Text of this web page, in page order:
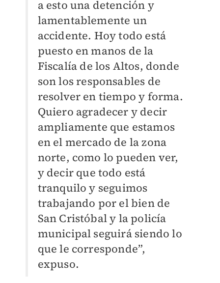
a esto una detención y
lamentablemente un
accidente. Hoy todo está
puesto en manos de la
Fiscalía de los Altos, donde
son los responsables de
resolver en tiempo y forma.
Quiero agradecer y decir
ampliamente que estamos
en el mercado de la zona
norte, como lo pueden ver,
y decir que todo está
tranquilo y seguimos
trabajando por el bien de
San Cristóbal y la policía
municipal seguirá siendo lo
que le corresponde”,
expuso.